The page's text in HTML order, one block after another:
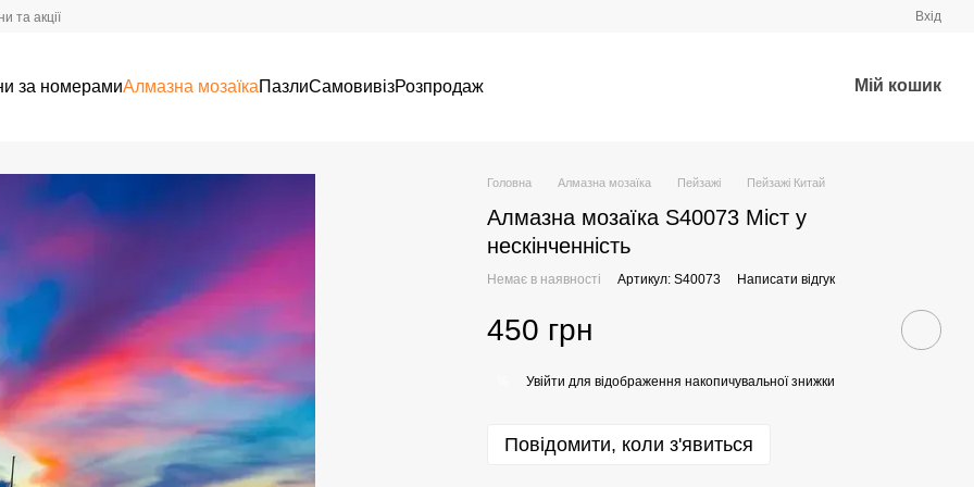
та акції Вхід
за номерамиАлмазна мозаїкаПазлиСамовивізРозпродаж Мій кошик
Головна Алмазна мозаїка Пейзажі Пейзажі Китай
Алмазна мозаїка S40073 Міст у
нескінченність
Немає в наявності Артикул: S40073 Написати відгук
450 грн
Увійти для відображення накопичувальної знижки
Повідомити, коли з'явиться